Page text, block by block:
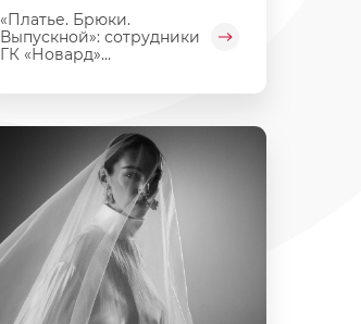
«Платье. Брюки.
Выпускной»: сотрудники
ГК «Новард»...